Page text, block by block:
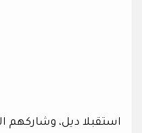
استقبلا ديل، وشاركهم